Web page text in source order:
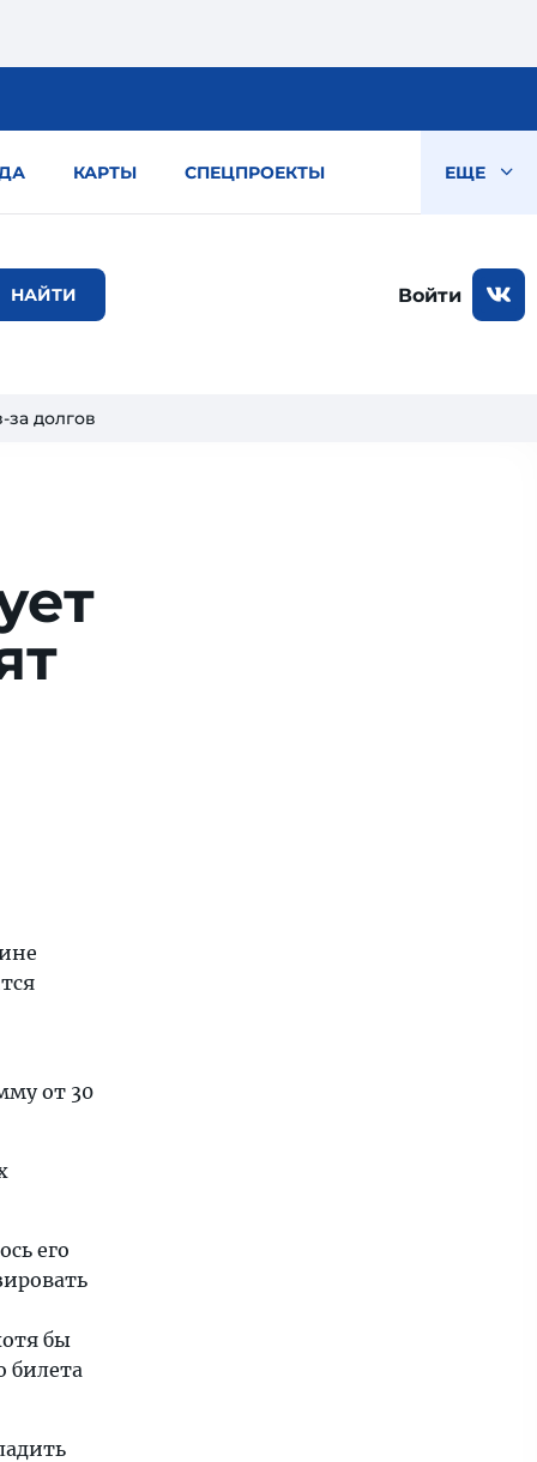
КАРТЫ СПЕЦПРОЕКТЫ ЕЩЕ
Войти
за долгов
от 30
его
бы
билета